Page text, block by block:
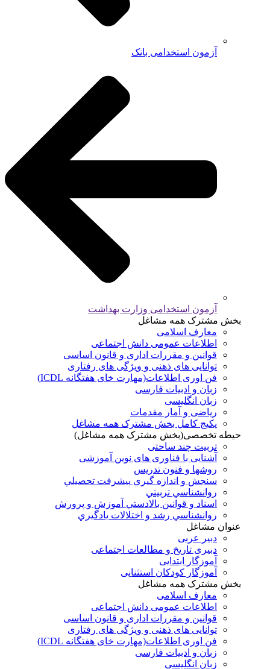
آزمون استخدامی بانک
آزمون استخدامی وزارت بهداشت
بخش مشترک همه مشاغل
معارف اسلامی
اطلاعات عمومی دانش اجتماعی
قوانین و مقررات اداری و قانون اساسی
توانایی های ذهنی و ویژگی های رفتاری
فن اوری اطلاعات(مهارت خای هفتگانه ICDL)
زبان و ادبیات فارسی
زبان انگلیسی
ریاضی و آمار مقدمات
پکیج کامل بخش مشترک همه مشاغل
حیطه تخصصی(بخش مشترک همه مشاغل)
تربیت چند ساحتی
آشنایی با فناوری های نوین آموزشی
روشها و فنون تدريس
سنجش و اندازه گيري پيشرفت تحصيلي
روانشناسي تربيتي
اسناد و قوانين بالادستي آموزش و پرورش
روانشناسي رشد و اختلالات يادگيري
عنوان مشاغل
دبير عربی
دبیری تاریخ و مطالعات اجتماعی
آموزگار ابتدایی
آموزگار کودکان استثنایی
بخش مشترک همه مشاغل
معارف اسلامی
اطلاعات عمومی دانش اجتماعی
قوانین و مقررات اداری و قانون اساسی
توانایی های ذهنی و ویژگی های رفتاری
فن اوری اطلاعات(مهارت خای هفتگانه ICDL)
زبان و ادبیات فارسی
زبان انگلیسی